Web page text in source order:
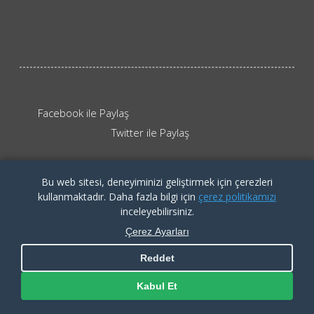
Facebook ile Paylaş
Twitter ile Paylaş
KVKK İlgili Kişi Başvuru Formu | Aydınlatma Metni |
Çerez
Politikası
Copyright By İTÜ ARI Teknokent
Bu web sitesi, deneyiminizi geliştirmek için çerezleri
kullanmaktadır. Daha fazla bilgi için çerez politikamızı
inceleyebilirsiniz.
Çerez Ayarları
Reddet
Kabul Et